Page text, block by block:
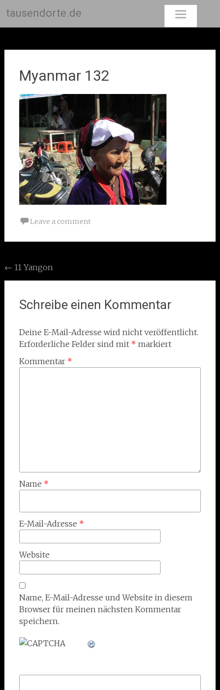
tausendorte.de
Myanmar 132
Leave a comment
Post
navigation
← 11 Yangon
Schreibe einen Kommentar
Deine E-Mail-Adresse wird nicht veröffentlicht.
Erforderliche Felder sind mit * markiert
Kommentar *
Name *
E-Mail-Adresse *
Website
Name, E-Mail-Adresse und Website in diesem
Browser für meinen nächsten Kommentar
speichern.